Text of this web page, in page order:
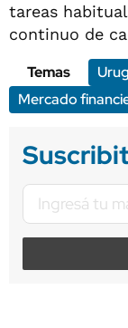
tareas
continuo de
Temas
Mercado